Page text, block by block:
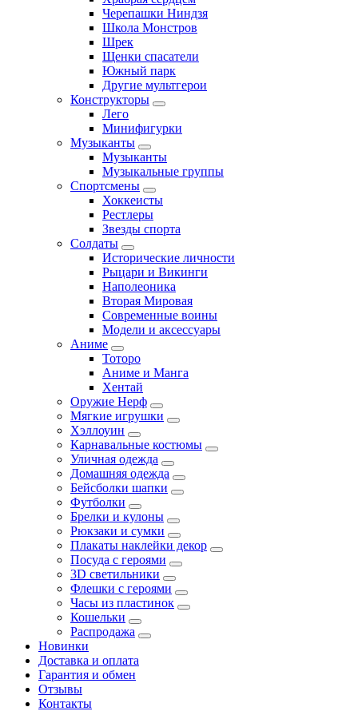
Черепашки Ниндзя
Школа Монстров
Шрек
Щенки спасатели
Южный парк
Другие мультгерои
Конструкторы
Лего
Минифигурки
Музыканты
Музыканты
Музыкальные группы
Спортсмены
Хоккеисты
Рестлеры
Звезды спорта
Солдаты
Исторические личности
Рыцари и Викинги
Наполеоника
Вторая Мировая
Современные воины
Модели и аксессуары
Аниме
Тоторо
Аниме и Манга
Хентай
Оружие Нерф
Мягкие игрушки
Хэллоуин
Карнавальные костюмы
Уличная одежда
Домашняя одежда
Бейсболки шапки
Футболки
Брелки и кулоны
Рюкзаки и сумки
Плакаты наклейки декор
Посуда с героями
3D светильники
Флешки с героями
Часы из пластинок
Кошельки
Распродажа
Новинки
Доставка и оплата
Гарантия и обмен
Отзывы
Контакты